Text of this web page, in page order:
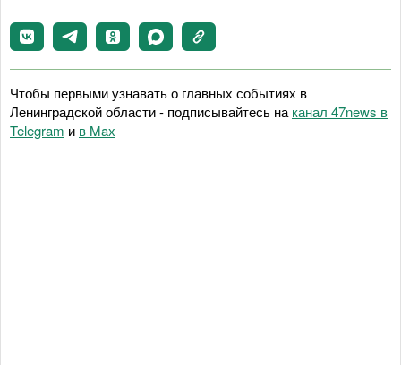
Чтобы первыми узнавать о главных событиях в
Ленинградской области - подписывайтесь на канал 47news в
Telegram и в Maх